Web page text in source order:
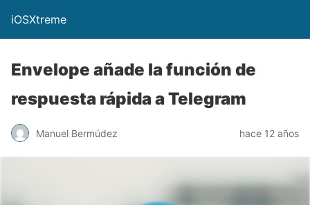
iOSXtreme
Envelope añade la función de
respuesta rápida a Telegram
Manuel Bermúdez hace 12 años